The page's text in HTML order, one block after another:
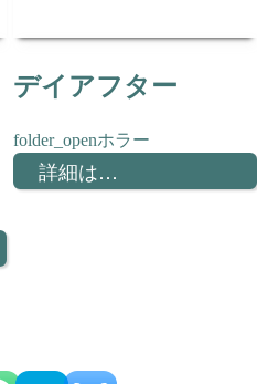
デイアフター
ホラー
詳細は…